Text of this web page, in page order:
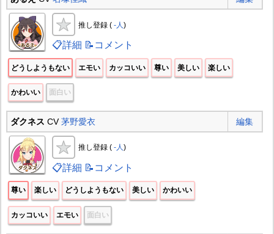
推し登録 ( -人 )
📋詳細 📝コメント
どうしようもない エモい カッコいい 尊い 美しい 楽しい
かわいい 面白い
ダクネス CV茅野愛衣 編集
推し登録 ( -人)
📋詳細 📝コメント
尊い 楽しい どうしようもない 美しい かわいい
カッコいい エモい 面白い